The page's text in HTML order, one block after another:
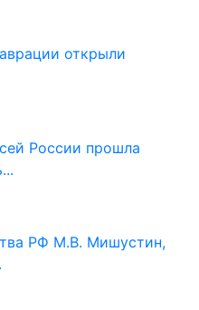
открыли
России прошла
РФ М.В. Мишустин,